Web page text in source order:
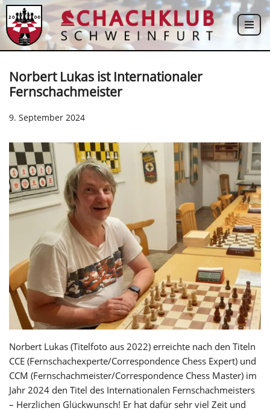
Zum
Inhalt
Norbert Lukas ist Internationaler
Fernschachmeister
9. September 2024
Norbert Lukas (Titelfoto aus 2022) erreichte nach den Titeln
CCE (Fernschachexperte/Correspondence Chess Expert) und
CCM (Fernschachmeister/Correspondence Chess Master) im
Jahr 2024 den Titel des Internationalen Fernschachmeisters
– Herzlichen Glückwunsch! Er hat dafür sehr viel Zeit und